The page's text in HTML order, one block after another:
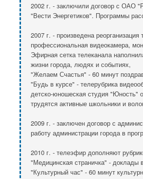
2002 г. - заключили договор с ОАО
"Вести Энергетиков". Программы
2007 г. - произведена
профессиональная видеокамера,
Эфирная сетка телеканала
жизни города, людях и событиях,
"Желаем Счастья" - 60 минут
"Будь в курсе" - телерубрика
детско-юношеская студия "Юность"
трудятся активные школьники и
2009 г. - заключен договор с
работу администрации города в
2010 г. - телеэфир дополняют
"Медицинская страничка" - доклады
"Культурный час" - 60 минут